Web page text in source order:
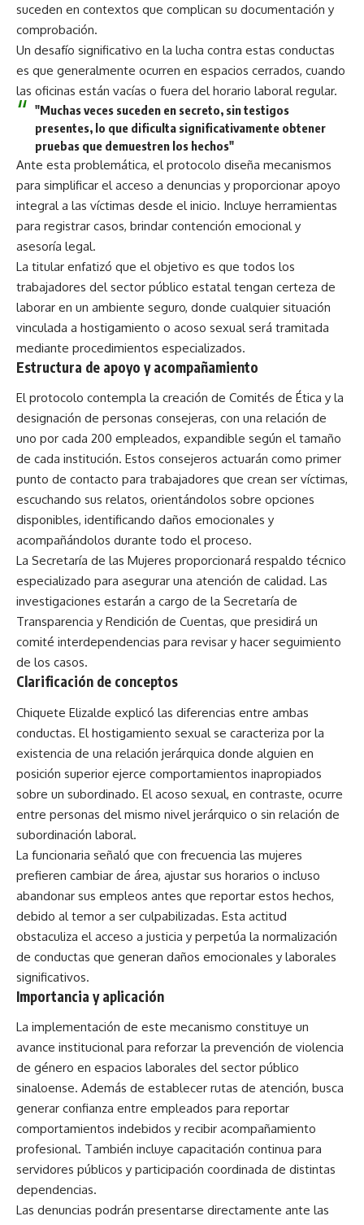
suceden en contextos que complican su documentación y
comprobación.
Un desafío significativo en la lucha contra estas conductas
es que generalmente ocurren en espacios cerrados, cuando
las oficinas están vacías o fuera del horario laboral regular.
"Muchas veces suceden en secreto, sin testigos
presentes, lo que dificulta significativamente obtener
pruebas que demuestren los hechos"
Ante esta problemática, el protocolo diseña mecanismos
para simplificar el acceso a denuncias y proporcionar apoyo
integral a las víctimas desde el inicio. Incluye herramientas
para registrar casos, brindar contención emocional y
asesoría legal.
La titular enfatizó que el objetivo es que todos los
trabajadores del sector público estatal tengan certeza de
laborar en un ambiente seguro, donde cualquier situación
vinculada a hostigamiento o acoso sexual será tramitada
mediante procedimientos especializados.
Estructura de apoyo y acompañamiento
El protocolo contempla la creación de Comités de Ética y la
designación de personas consejeras, con una relación de
uno por cada 200 empleados, expandible según el tamaño
de cada institución. Estos consejeros actuarán como primer
punto de contacto para trabajadores que crean ser víctimas,
escuchando sus relatos, orientándolos sobre opciones
disponibles, identificando daños emocionales y
acompañándolos durante todo el proceso.
La Secretaría de las Mujeres proporcionará respaldo técnico
especializado para asegurar una atención de calidad. Las
investigaciones estarán a cargo de la Secretaría de
Transparencia y Rendición de Cuentas, que presidirá un
comité interdependencias para revisar y hacer seguimiento
de los casos.
Clarificación de conceptos
Chiquete Elizalde explicó las diferencias entre ambas
conductas. El hostigamiento sexual se caracteriza por la
existencia de una relación jerárquica donde alguien en
posición superior ejerce comportamientos inapropiados
sobre un subordinado. El acoso sexual, en contraste, ocurre
entre personas del mismo nivel jerárquico o sin relación de
subordinación laboral.
La funcionaria señaló que con frecuencia las mujeres
prefieren cambiar de área, ajustar sus horarios o incluso
abandonar sus empleos antes que reportar estos hechos,
debido al temor a ser culpabilizadas. Esta actitud
obstaculiza el acceso a justicia y perpetúa la normalización
de conductas que generan daños emocionales y laborales
significativos.
Importancia y aplicación
La implementación de este mecanismo constituye un
avance institucional para reforzar la prevención de violencia
de género en espacios laborales del sector público
sinaloense. Además de establecer rutas de atención, busca
generar confianza entre empleados para reportar
comportamientos indebidos y recibir acompañamiento
profesional. También incluye capacitación continua para
servidores públicos y participación coordinada de distintas
dependencias.
Las denuncias podrán presentarse directamente ante las